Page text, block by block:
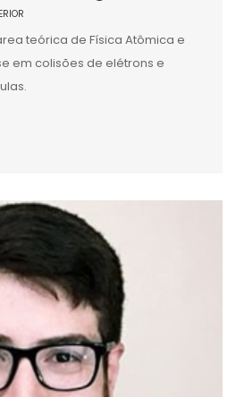
teórica de Física Atômica e
em colisões de elétrons e